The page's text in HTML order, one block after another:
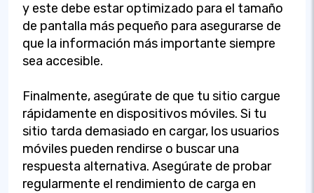
y este debe estar optimizado para el tamaño
de pantalla más pequeño para asegurarse de
que la información más importante siempre
sea accesible.
Finalmente, asegúrate de que tu sitio cargue
rápidamente en dispositivos móviles. Si tu
sitio tarda demasiado en cargar, los usuarios
móviles pueden rendirse o buscar una
respuesta alternativa. Asegúrate de probar
regularmente el rendimiento de carga en